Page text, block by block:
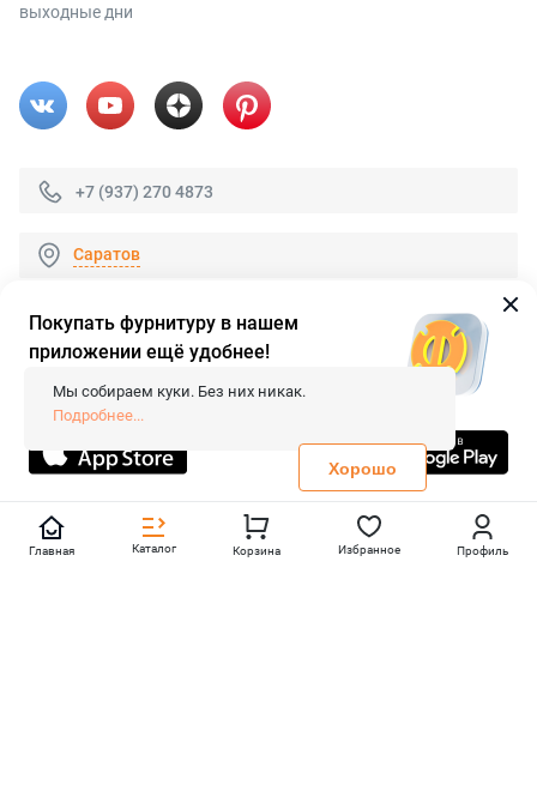
выходные дни
+7 (937) 270 4873
Саратов
© 2026 «FieraShop.ru»
Сопровождение сайта
- Вебформат.
Все права защищены.
Не является публичной офертой
Политика конфиденциальности
Главная Каталог Корзина Избранное Профиль
Покупать фурнитуру в нашем
приложении ещё удобнее!
Мы собираем куки. Без них никак.
Подробнее...
Хорошо